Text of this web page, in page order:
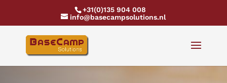
+31(0)135 904 008
info@basecampsolutions.nl